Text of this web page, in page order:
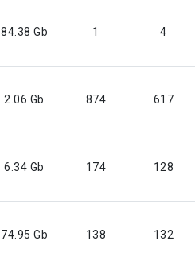
84.38 Gb 1 4
2.06 Gb 874 617
6.34 Gb 174 128
74.95 Gb 138 132